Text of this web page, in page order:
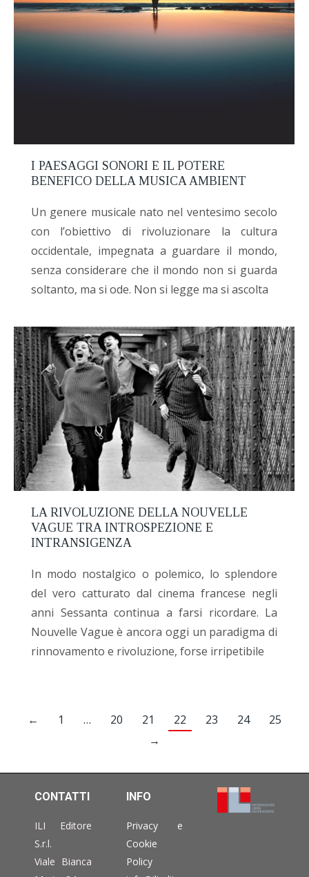
I PAESAGGI SONORI E IL POTERE
BENEFICO DELLA MUSICA AMBIENT
Un genere musicale nato nel ventesimo secolo
con l’obiettivo di rivoluzionare la cultura
occidentale, impegnata a guardare il mondo,
senza considerare che il mondo non si guarda
soltanto, ma si ode. Non si legge ma si ascolta
LA RIVOLUZIONE DELLA NOUVELLE
VAGUE TRA INTROSPEZIONE E
INTRANSIGENZA
In modo nostalgico o polemico, lo splendore
del vero catturato dal cinema francese negli
anni Sessanta continua a farsi ricordare. La
Nouvelle Vague è ancora oggi un paradigma di
rinnovamento e rivoluzione, forse irripetibile
← 1 … 20 21 22 23 24
25
→
CONTATTI
ILI Editore
S.r.l.
Viale Bianca
INFO
Privacy e
Cookie
Policy